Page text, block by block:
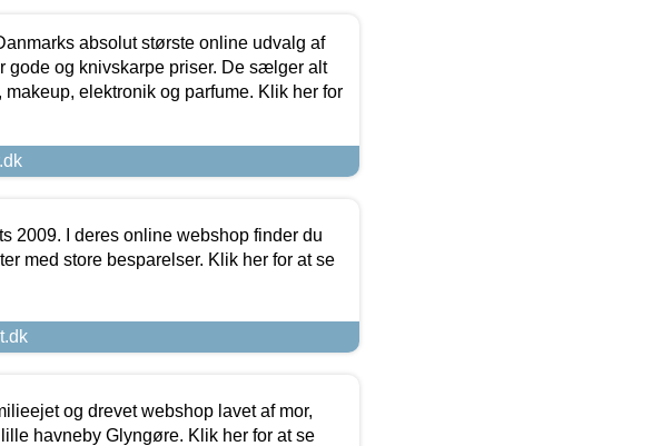
absolut største online udvalg af
gode og knivskarpe priser. De sælger alt
elektronik og parfume. Klik her for
2009. I deres online webshop finder du
med store besparelser. Klik her for at se
og drevet webshop lavet af mor,
havneby Glyngøre. Klik her for at se